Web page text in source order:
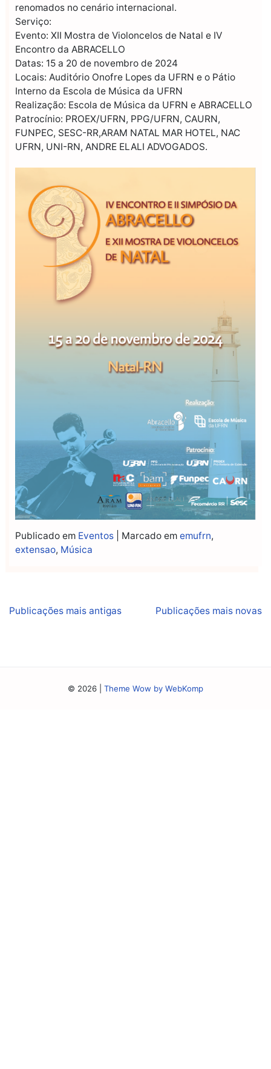
renomados no cenário internacional.
Serviço:
Evento: XII Mostra de Violoncelos de Natal e IV
Encontro da ABRACELLO
Datas: 15 a 20 de novembro de 2024
Locais: Auditório Onofre Lopes da UFRN e o Pátio
Interno da Escola de Música da UFRN
Realização: Escola de Música da UFRN e ABRACELLO
Patrocínio: PROEX/UFRN, PPG/UFRN, CAURN,
FUNPEC, SESC-RR,ARAM NATAL MAR HOTEL, NAC
UFRN, UNI-RN, ANDRE ELALI ADVOGADOS.
Publicado em Eventos Marcado em emufrn,
extensao, Música
Navegação
Publicações mais antigas Publicações mais novas
© 2026 Theme Wow by WebKomp